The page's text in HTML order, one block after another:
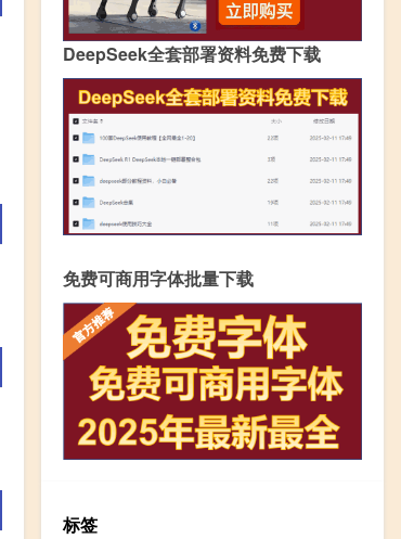
DeepSeek全套部署资料免费下载
免费可商用字体批量下载
标签